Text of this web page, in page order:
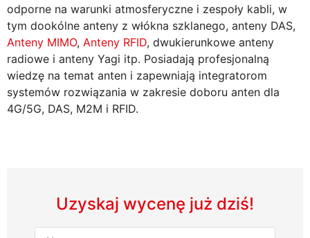
odporne na warunki atmosferyczne i zespoły kabli, w
tym dookólne anteny z włókna szklanego, anteny DAS,
Anteny MIMO, Anteny RFID, dwukierunkowe anteny
radiowe i anteny Yagi itp. Posiadają profesjonalną
wiedzę na temat anten i zapewniają integratorom
systemów rozwiązania w zakresie doboru anten dla
4G/5G, DAS, M2M i RFID.
Uzyskaj wycenę już dziś!